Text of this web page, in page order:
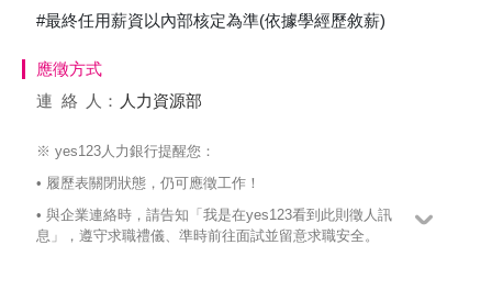
#最終任用薪資以內部核定為準(依據學經歷敘薪)
應徵方式
連絡
人： 人力資源部
※ yes123人力銀行提醒您：
• 履歷表關閉狀態，仍可應徵工作！
• 與企業連絡時，請告知「我是在yes123看到此則徵人訊
息」，遵守求職禮儀、準時前往面試並留意求職安全。